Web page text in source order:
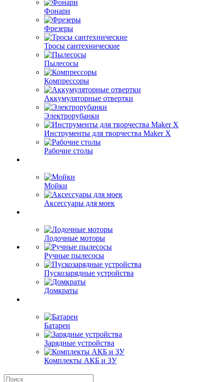
Фонари
Фрезеры
Тросы сантехнические
Пылесосы
Компрессоры
Аккумуляторные отвертки
Электрорубанки
Инструменты для творчества Maker X
Рабочие столы
Мойки
Аксессуары для моек
Лодочные моторы
Ручные пылесосы
Пускозарядные устройства
Домкраты
Батареи
Зарядные устройства
Комплекты АКБ и ЗУ